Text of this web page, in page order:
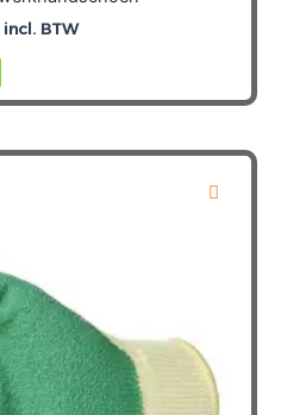
BTW
Dit
product
meerdere
gekozen
worden
op
de
productpagina